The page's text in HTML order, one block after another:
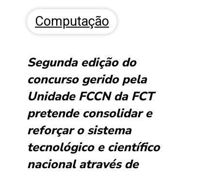
Computação
Segunda edição do
concurso gerido pela
Unidade FCCN da FCT
pretende consolidar e
reforçar o sistema
tecnológico e científico
nacional através de